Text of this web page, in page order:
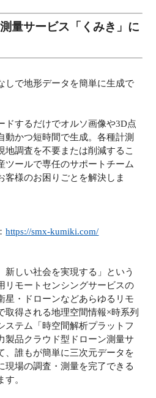
量サービス「くみき」に
しで地形データを簡単に生成で
ドするだけでオルソ画像や3D点
動かつ短時間で生成。各種計測
地調査を不要または削減するこ
ツールで専任のサポートチーム
客様のお困りごとを解決しま
https://smx-kumiki.com/
新しい社会を実現する」という
リモートセンシングサービスの
星・ドローンなどあらゆるリモ
取得される地理空間情報×時系列
ステム「時空間解析プラットフ
製品クラウド型ドローン測量サ
、誰もが簡単に三次元データを
現場の調査・測量を完了できる
。